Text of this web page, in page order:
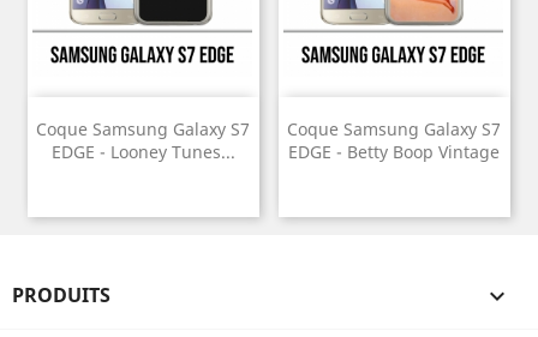
Coque Samsung Galaxy S7
EDGE - Looney Tunes...
Coque Samsung Galaxy S7
EDGE - Betty Boop Vintage
PRODUITS 